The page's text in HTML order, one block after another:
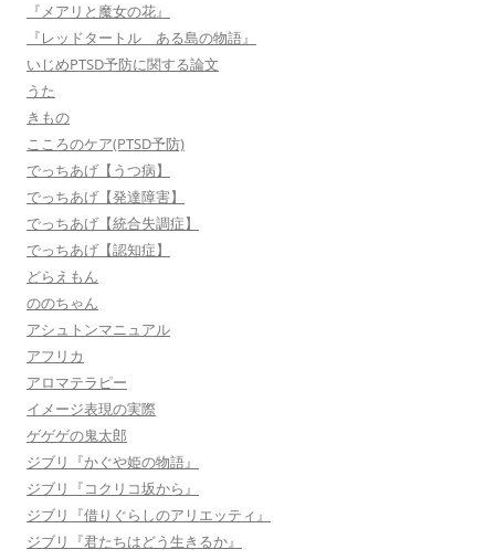
『メアリと魔女の花』
『レッドタートル ある島の物語』
いじめPTSD予防に関する論文
うた
きもの
こころのケア(PTSD予防)
でっちあげ【うつ病】
でっちあげ【発達障害】
でっちあげ【統合失調症】
でっちあげ【認知症】
どらえもん
ののちゃん
アシュトンマニュアル
アフリカ
アロマテラピー
イメージ表現の実際
ゲゲゲの鬼太郎
ジブリ『かぐや姫の物語』
ジブリ『コクリコ坂から』
ジブリ『借りぐらしのアリエッティ』
ジブリ『君たちはどう生きるか』